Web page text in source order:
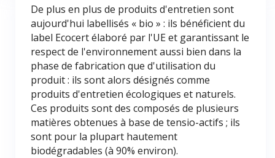
De plus en plus de produits d'entretien sont
aujourd'hui labellisés « bio » : ils bénéficient du
label Ecocert élaboré par l'UE et garantissant le
respect de l'environnement aussi bien dans la
phase de fabrication que d'utilisation du
produit : ils sont alors désignés comme
produits d'entretien écologiques et naturels.
Ces produits sont des composés de plusieurs
matières obtenues à base de tensio-actifs ; ils
sont pour la plupart hautement
biodégradables (à 90% environ).